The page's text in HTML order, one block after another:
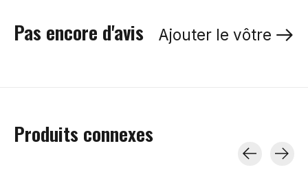
Pas encore d'avis Ajouter le vôtre
Produits connexes